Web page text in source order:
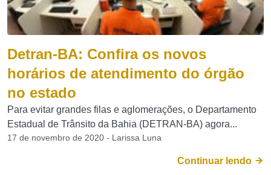
Detran-BA: Confira os novos
horários de atendimento do órgão
no estado
Para evitar grandes filas e aglomerações, o Departamento
Estadual de Trânsito da Bahia (DETRAN-BA) agora...
17 de novembro de 2020 - Larissa Luna
Continuar lendo